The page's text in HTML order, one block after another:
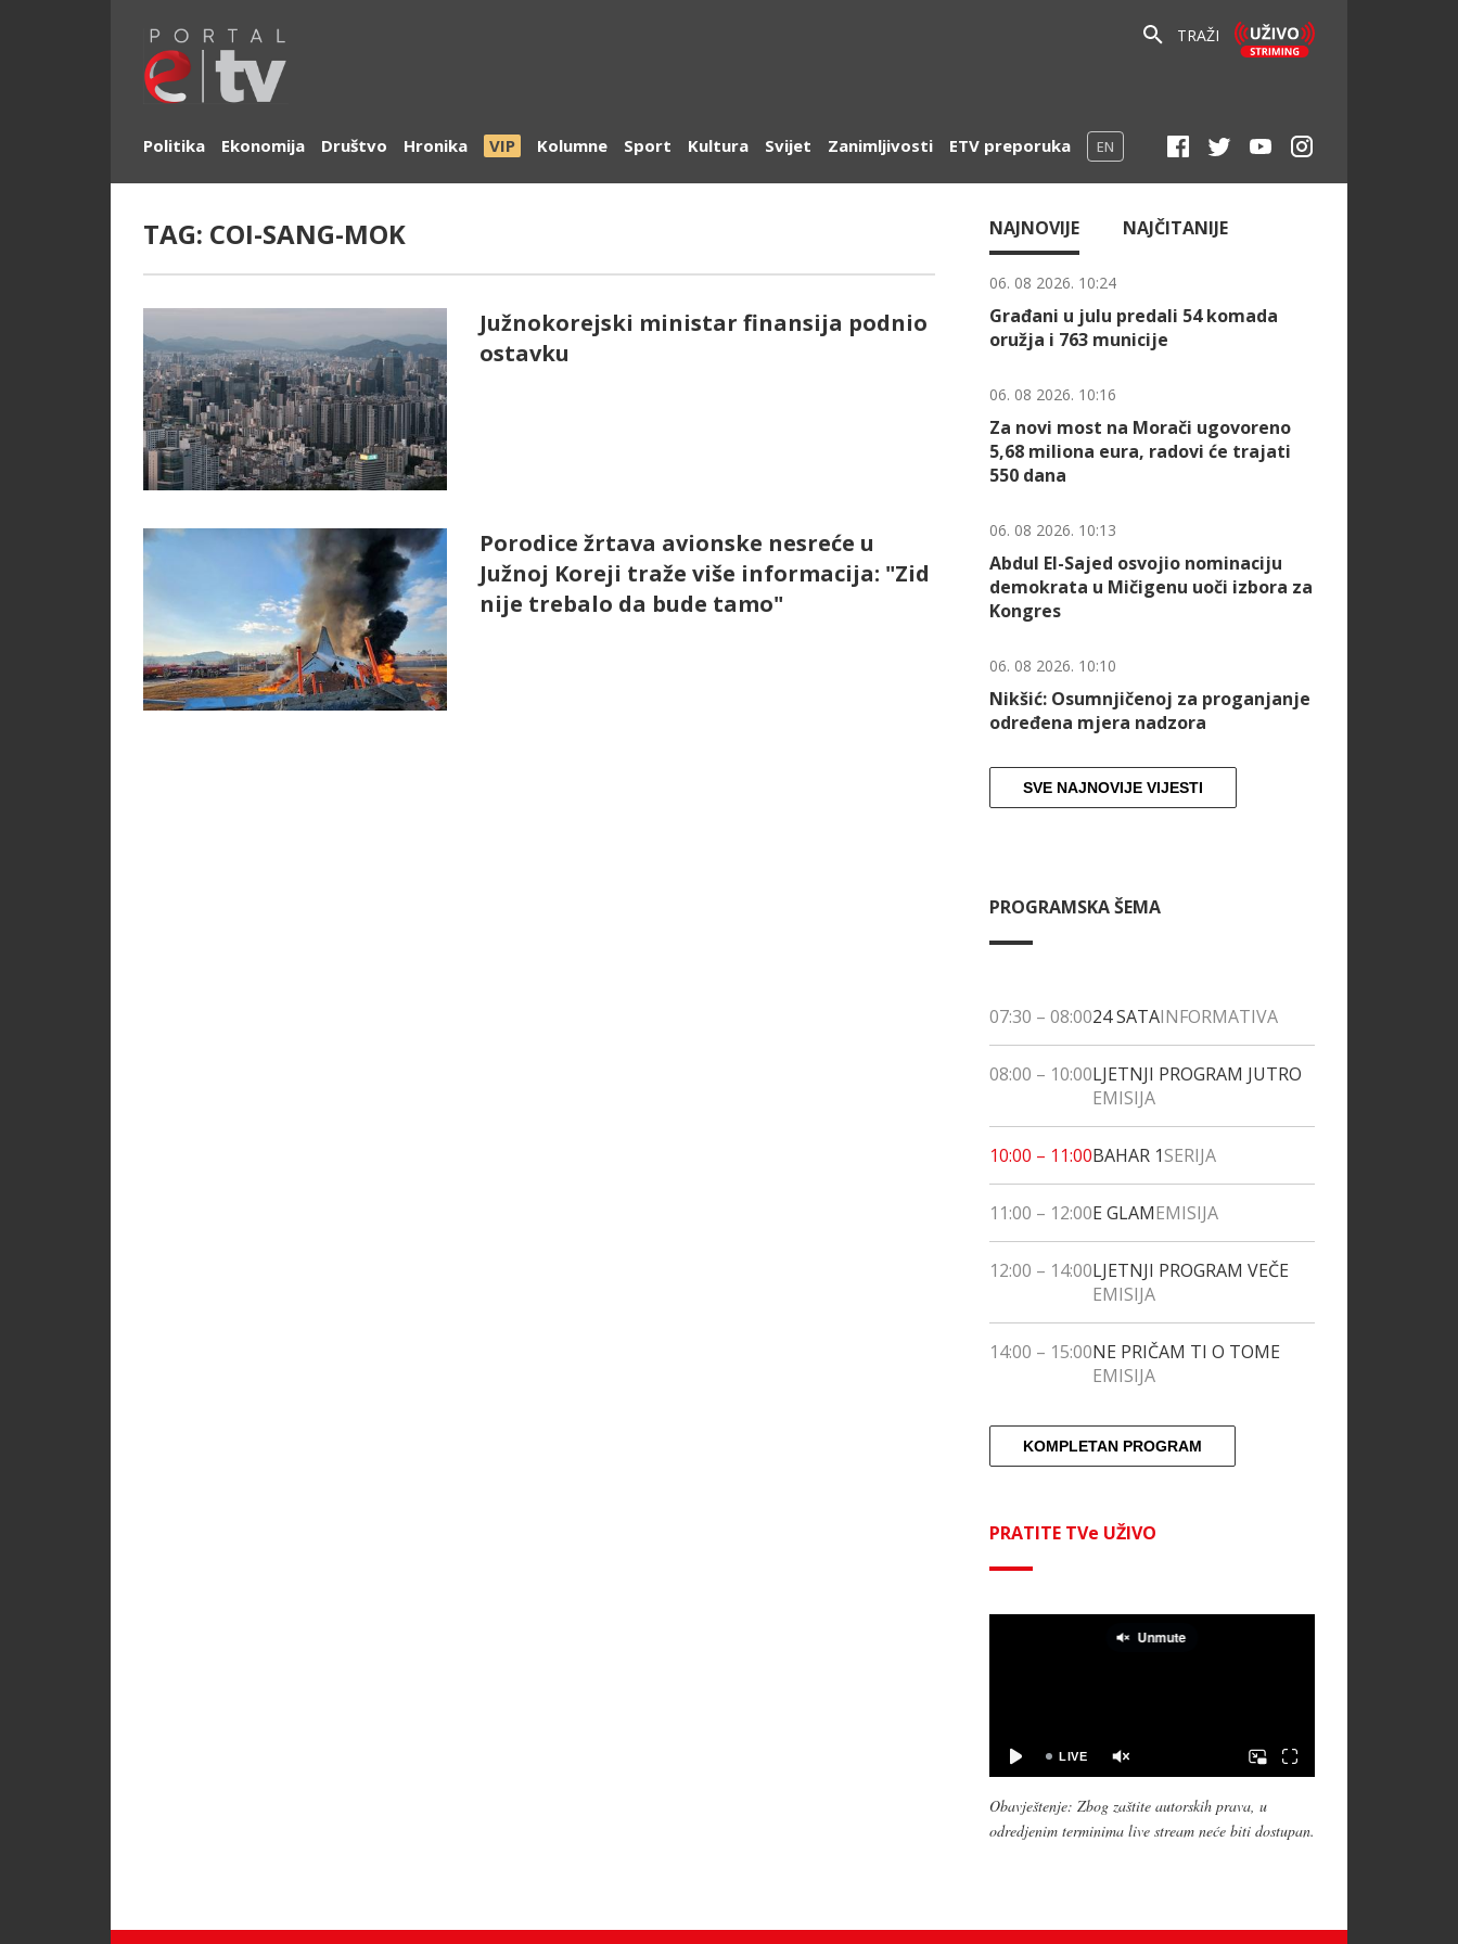
TRAŽI
Politika Ekonomija Društvo Hronika VIP Kolumne Sport Kultura Svijet Zanimljivosti ETV preporuka EN
TAG: COI-SANG-MOK
Južnokorejski ministar finansija podnio
ostavku
Porodice žrtava avionske nesreće u
Južnoj Koreji traže više informacija: "Zid
nije trebalo da bude tamo"
NAJNOVIJE NAJČITANIJE
06. 08 2026. 10:24
Građani u julu predali 54 komada
oružja i 763 municije
06. 08 2026. 10:16
Za novi most na Morači ugovoreno
5,68 miliona eura, radovi će trajati
550 dana
06. 08 2026. 10:13
Abdul El-Sajed osvojio nominaciju
demokrata u Mičigenu uoči izbora za
Kongres
06. 08 2026. 10:10
Nikšić: Osumnjičenoj za proganjanje
određena mjera nadzora
SVE NAJNOVIJE VIJESTI
PROGRAMSKA ŠEMA
07:30 – 08:0024 SATAINFORMATIVA
08:00 – 10:00LJETNJI PROGRAM JUTRO
EMISIJA
10:00 – 11:00BAHAR 1SERIJA
11:00 – 12:00E GLAMEMISIJA
12:00 – 14:00LJETNJI PROGRAM VEČE
EMISIJA
14:00 – 15:00NE PRIČAM TI O TOME
EMISIJA
KOMPLETAN PROGRAM
PRATITE TVe UŽIVO
Obavještenje: Zbog zaštite autorskih prava, u
odredjenim terminima live stream neće biti dostupan.